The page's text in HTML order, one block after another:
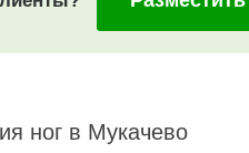
ног в Мукачево